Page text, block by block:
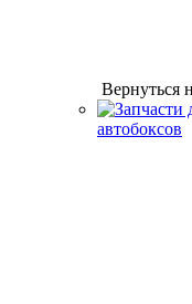
Вернуться
автобоксов